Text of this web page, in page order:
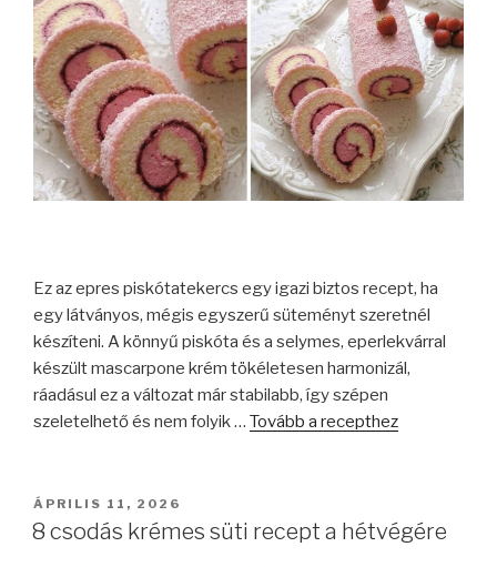
Ez az epres piskótatekercs egy igazi biztos recept, ha
egy látványos, mégis egyszerű süteményt szeretnél
készíteni. A könnyű piskóta és a selymes, eperlekvárral
készült mascarpone krém tökéletesen harmonizál,
ráadásul ez a változat már stabilabb, így szépen
szeletelhető és nem folyik … Tovább a recepthez
BEKÜLDVE:
ÁPRILIS 11, 2026
8 csodás krémes süti recept a hétvégére